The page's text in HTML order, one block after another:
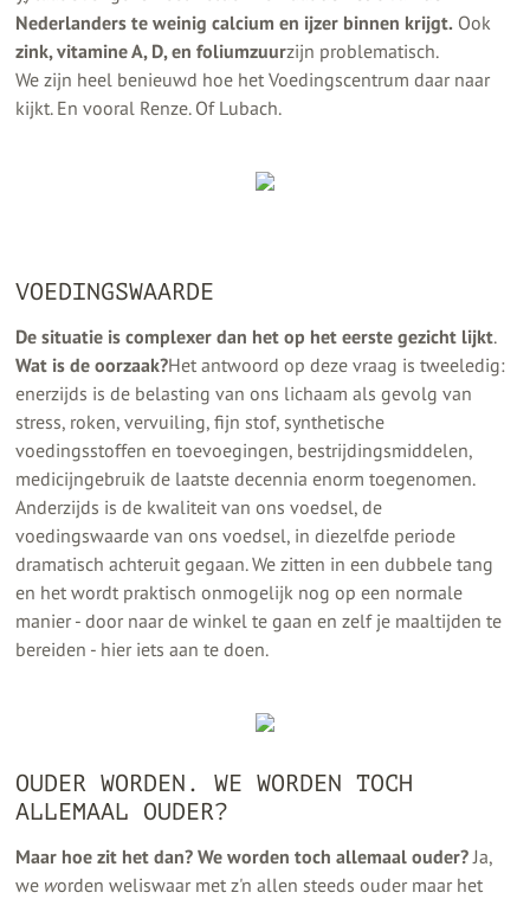
Nederlanders te weinig calcium en ijzer binnen krijgt. Ook
zink, vitamine A, D, en foliumzuurzijn problematisch.
We zijn heel benieuwd hoe het Voedingscentrum daar naar
kijkt. En vooral Renze. Of Lubach.
VOEDINGSWAARDE
De situatie is complexer dan het op het eerste gezicht lijkt.
Wat is de oorzaak?Het antwoord op deze vraag is tweeledig:
enerzijds is de belasting van ons lichaam als gevolg van
stress, roken, vervuiling, fijn stof, synthetische
voedingsstoffen en toevoegingen, bestrijdingsmiddelen,
medicijngebruik de laatste decennia enorm toegenomen.
Anderzijds is de kwaliteit van ons voedsel, de
voedingswaarde van ons voedsel, in diezelfde periode
dramatisch achteruit gegaan. We zitten in een dubbele tang
en het wordt praktisch onmogelijk nog op een normale
manier - door naar de winkel te gaan en zelf je maaltijden te
bereiden - hier iets aan te doen.
OUDER WORDEN. WE WORDEN TOCH
ALLEMAAL OUDER?
Maar hoe zit het dan? We worden toch allemaal ouder? Ja,
we worden weliswaar met z'n allen steeds ouder maar het